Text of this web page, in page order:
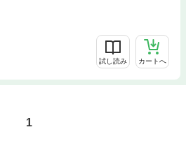
試し読み カートへ
1